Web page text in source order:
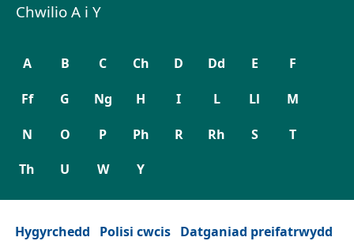
Chwilio A i Y
A B C Ch D Dd E F
Ff G Ng H I L Ll M
N O P Ph R Rh S T
Th U W Y
Hygyrchedd Polisi cwcis Datganiad preifatrwydd